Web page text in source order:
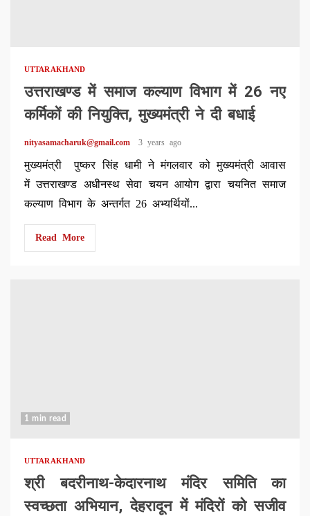
UTTARAKHAND
उत्तराखण्ड में समाज कल्याण विभाग में 26 नए
कर्मिकों की नियुक्ति, मुख्यमंत्री ने दी बधाई
nityasamacharuk@gmail.com 3 years ago
मुख्यमंत्री पुष्कर सिंह धामी ने मंगलवार को मुख्यमंत्री आवास
में उत्तराखण्ड अधीनस्थ सेवा चयन आयोग द्वारा चयनित समाज
कल्याण विभाग के अन्तर्गत 26 अभ्यर्थियों...
Read More
1 min read
UTTARAKHAND
श्री बदरीनाथ-केदारनाथ मंदिर समिति का
स्वच्छता अभियान, देहरादून में मंदिरों को सजीव